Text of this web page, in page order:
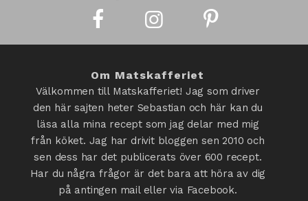
Om Matskafferiet
Välkommen till Matskafferiet! Jag som driver
den här sajten heter Sebastian och här kan du
läsa alla mina recept som jag delar med mig
från köket. Jag har drivit bloggen sen 2010 och
sen dess har det publicerats över 600 recept.
Har du några frågor är det bara att höra av dig
på antingen mail eller via Facebook.